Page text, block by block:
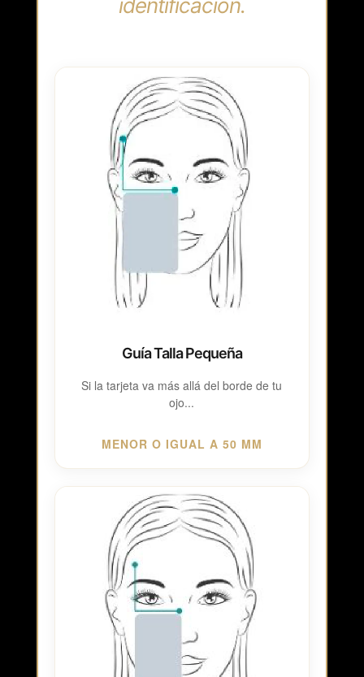
identificación.
Guía Talla Pequeña
Si la tarjeta va más allá del borde de tu
ojo...
MENOR O IGUAL A 50 MM